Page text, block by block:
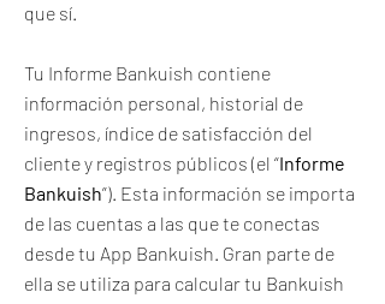
que sí.
Tu Informe Bankuish contiene
información personal, historial de
ingresos, índice de satisfacción del
cliente y registros públicos (el “Informe
Bankuish”). Esta información se importa
de las cuentas a las que te conectas
desde tu App Bankuish. Gran parte de
ella se utiliza para calcular tu Bankuish